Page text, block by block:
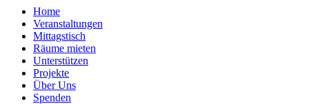
Home
Veranstaltungen
Mittagstisch
Räume mieten
Unterstützen
Projekte
Über Uns
Spenden